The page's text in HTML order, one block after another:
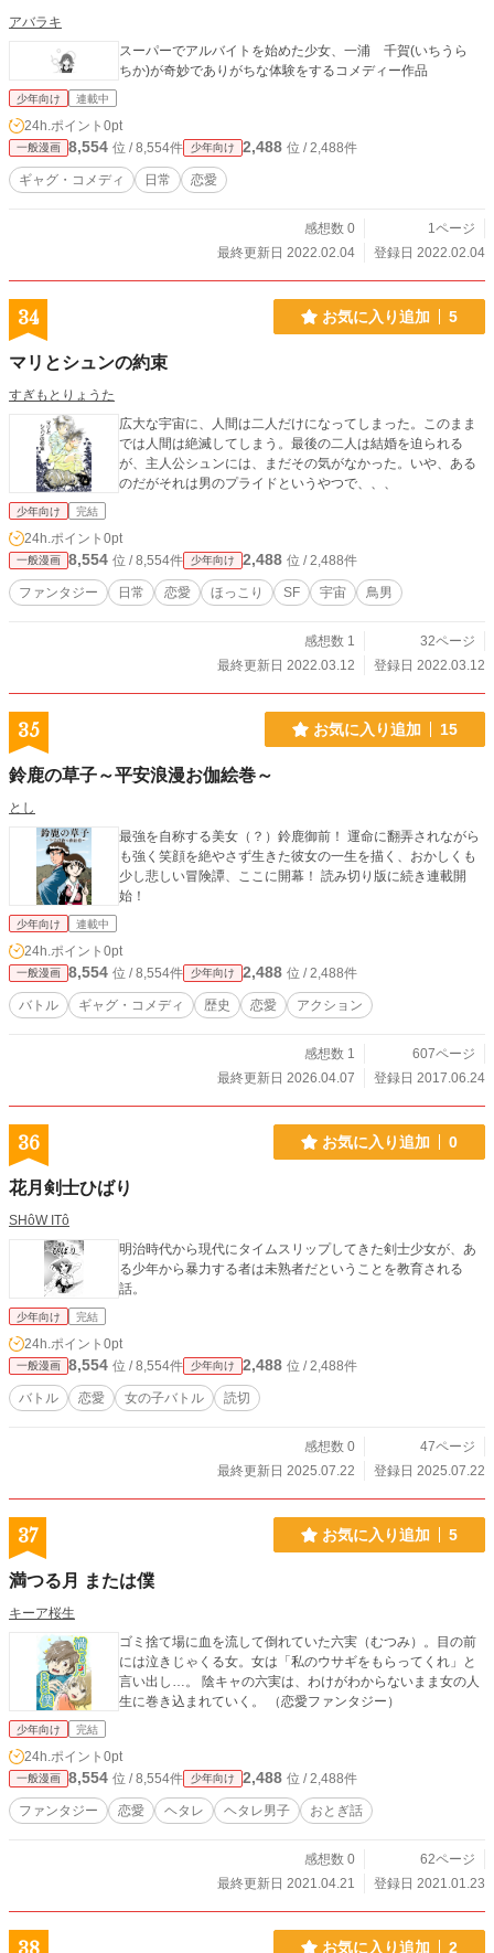
アバラキ
スーパーでアルバイトを始めた少女、一浦 千賀(いちうら
ちか)が奇妙でありがちな体験をするコメディー作品
少年向け 連載中
24h.ポイント 0pt
一般漫画 8,554 位 / 8,554件 少年向け 2,488 位 / 2,488件
ギャグ・コメディ 日常 恋愛
感想数 0
1ページ
最終更新日 2022.02.04
登録日 2022.02.04
34 お気に入り追加 5
マリとシュンの約束
すぎもとりょうた
広大な宇宙に、人間は二人だけになってしまった。このまま
では人間は絶滅してしまう。最後の二人は結婚を迫られる
が、主人公シュンには、まだその気がなかった。いや、ある
のだがそれは男のプライドというやつで、、、
少年向け 完結
24h.ポイント 0pt
一般漫画 8,554 位 / 8,554件 少年向け 2,488 位 / 2,488件
ファンタジー 日常 恋愛 ほっこり SF 宇宙 鳥男
感想数 1
32ページ
最終更新日 2022.03.12
登録日 2022.03.12
35 お気に入り追加 15
鈴鹿の草子～平安浪漫お伽絵巻～
とし
最強を自称する美女（？）鈴鹿御前！ 運命に翻弄されながら
も強く笑顔を絶やさず生きた彼女の一生を描く、おかしくも
少し悲しい冒険譚、ここに開幕！ 読み切り版に続き連載開
始！
少年向け 連載中
24h.ポイント 0pt
一般漫画 8,554 位 / 8,554件 少年向け 2,488 位 / 2,488件
バトル ギャグ・コメディ 歴史 恋愛 アクション
感想数 1
607ページ
最終更新日 2026.04.07
登録日 2017.06.24
36 お気に入り追加 0
花月剣士ひばり
SHôW ITô
明治時代から現代にタイムスリップしてきた剣士少女が、あ
る少年から暴力する者は未熟者だということを教育される
話。
少年向け 完結
24h.ポイント 0pt
一般漫画 8,554 位 / 8,554件 少年向け 2,488 位 / 2,488件
バトル 恋愛 女の子バトル 読切
感想数 0
47ページ
最終更新日 2025.07.22
登録日 2025.07.22
37 お気に入り追加 5
満つる月 または僕
キーア桜生
ゴミ捨て場に血を流して倒れていた六実（むつみ）。目の前
には泣きじゃくる女。女は「私のウサギをもらってくれ」と
言い出し…。 陰キャの六実は、わけがわからないまま女の人
生に巻き込まれていく。 （恋愛ファンタジー）
少年向け 完結
24h.ポイント 0pt
一般漫画 8,554 位 / 8,554件 少年向け 2,488 位 / 2,488件
ファンタジー 恋愛 ヘタレ ヘタレ男子 おとぎ話
感想数 0
62ページ
最終更新日 2021.04.21
登録日 2021.01.23
38 お気に入り追加 2